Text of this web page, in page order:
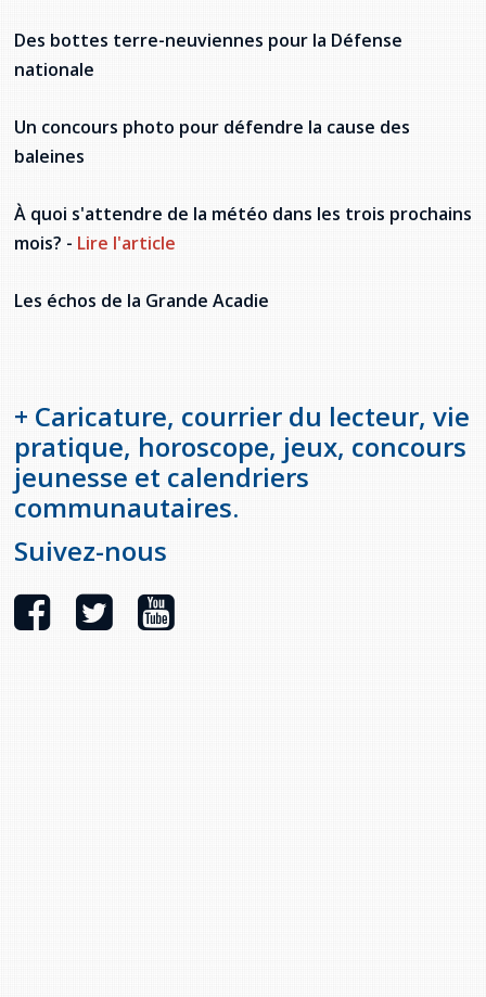
Des bottes terre-neuviennes pour la Défense
nationale
Un concours photo pour défendre la cause des
baleines
À quoi s'attendre de la météo dans les trois prochains
mois? - Lire l'article
Les échos de la Grande Acadie
+ Caricature, courrier du lecteur, vie
pratique, horoscope, jeux, concours
jeunesse et calendriers
communautaires.
Suivez-nous